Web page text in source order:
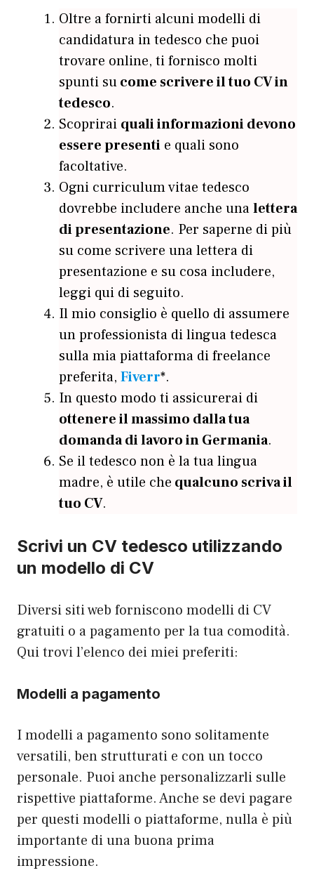
Oltre a fornirti alcuni modelli di
candidatura in tedesco che puoi
trovare online, ti fornisco molti
spunti sucome scrivere il tuo CV in
tedesco.
Scoprirai quali informazioni devono
essere presenti e quali sono
facoltative.
Ogni curriculum vitae tedesco
dovrebbe includere anche unalettera
di presentazione. Per saperne di più
su come scrivere una lettera di
presentazione e su cosa includere,
leggi qui di seguito.
Il mio consiglio è quello di assumere
un professionista di lingua tedesca
sulla mia piattaforma di freelance
preferita, Fiverr*.
In questo modo ti assicurerai di
ottenere il massimo dalla tua
domanda di lavoro in Germania.
Se il tedesco non è la tua lingua
madre, è utile che qualcuno scriva il
tuo CV.
Scrivi un CV tedesco utilizzando
un modello di CV
Diversi siti web forniscono modelli di CV
gratuiti o a pagamento per la tua comodità.
Qui trovi l’elenco dei miei preferiti:
Modelli a pagamento
I modelli a pagamento sono solitamente
versatili, ben strutturati e con un tocco
personale. Puoi anche personalizzarli sulle
rispettive piattaforme. Anche se devi pagare
per questi modelli o piattaforme, nulla è più
importante di una buona prima
impressione.